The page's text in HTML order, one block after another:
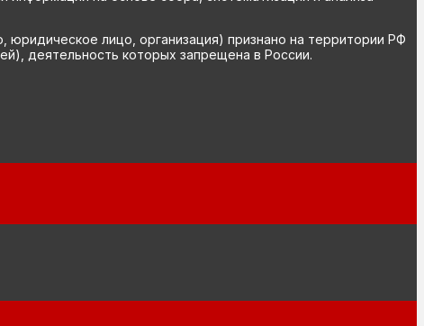
лицо, организация) признано на территории РФ
деятельность которых запрещена в России.